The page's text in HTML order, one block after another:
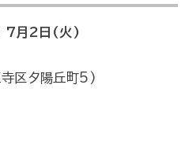
7月2日(火)
区夕陽丘町5)